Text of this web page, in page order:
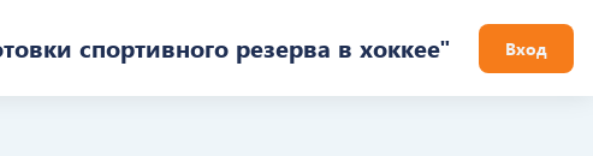
спортивного резерва в хоккее" Вход